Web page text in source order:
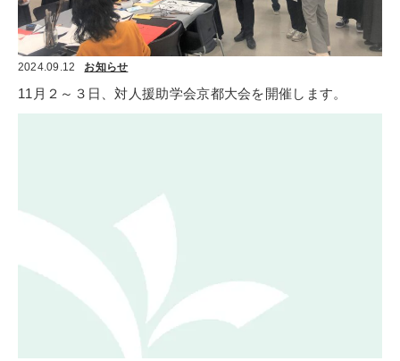
2024.09.12 お知らせ
11月２～３日、対人援助学会京都大会を開催します。